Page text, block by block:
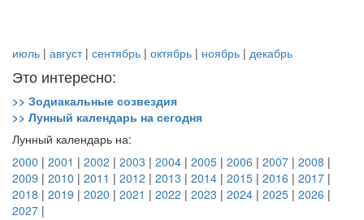
июль | август| сентябрь | октябрь | ноябрь | декабрь
Это интересно:
>> Зодиакальные созвездия
>> Лунный календарь на сегодня
Лунный календарь на:
2000 | 2001 | 2002 | 2003 | 2004 | 2005 | 2006 | 2007 | 2008 |
2009 | 2010 | 2011 | 2012 | 2013 | 2014 | 2015 | 2016 | 2017 |
2018 | 2019 | 2020 | 2021 | 2022 | 2023 | 2024 | 2025 | 2026 |
2027 |